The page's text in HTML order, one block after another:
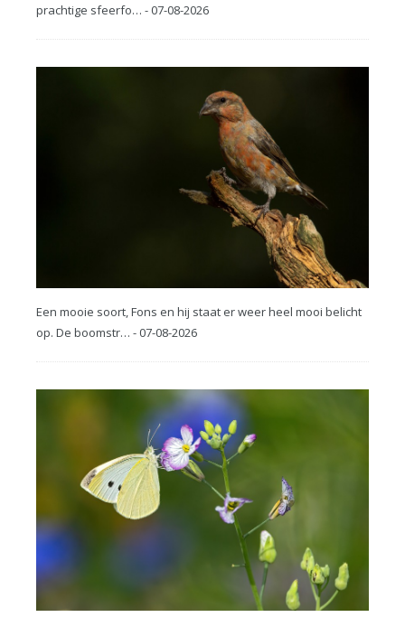
prachtige sfeerfo… - 07-08-2026
Een mooie soort, Fons en hij staat er weer heel mooi belicht
op. De boomstr… - 07-08-2026